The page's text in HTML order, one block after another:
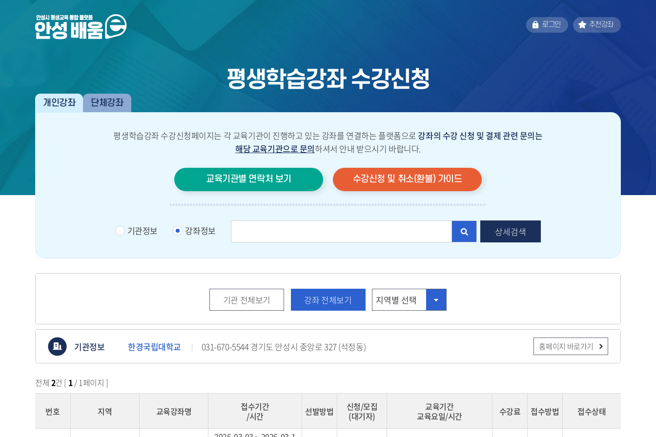
로그인 추천강좌
평생학습강좌 수강신청
개인강좌 단체강좌
평생학습강좌 수강신청페이지는 각 교육기관이 진행하고 있는 강좌를 연결하는 플랫폼으로 강좌의 수강 신청 및 결제 관련 문의는
해당 교육기관으로 문의하셔서 안내 받으시기 바랍니다.
교육기관별 연락처 보기 수강신청 및 취소(환불) 가이드
기관정보 강좌정보 상세검색
기관 전체보기 강좌 전체보기
기관정보 한경국립대학교 031-670-5544 경기도 안성시 중앙로 327 (석정동) 홈페이지 바로가기
전체 2건 [ 1/ 1페이지 ]
번호 지역 교육강좌명
접수기간
/시간
선발방법
신청/모집
(대기자)
교육기간
교육요일/시간
수강료 접수방법 접수상태